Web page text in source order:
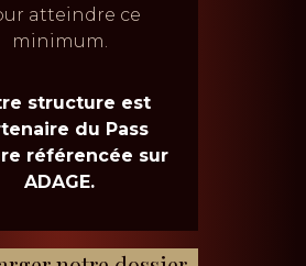
atteindre ce
minimum.
structure est
du Pass
référencée sur
ADAGE.